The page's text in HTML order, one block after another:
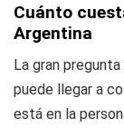
Cuánto
Argentina
La gran
puede llegar a
está en la